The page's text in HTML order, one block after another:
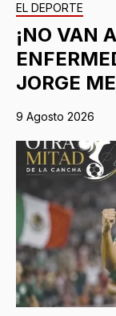
EL DEPORTE
¡NO VAN
JORGE
9 Agosto 2026